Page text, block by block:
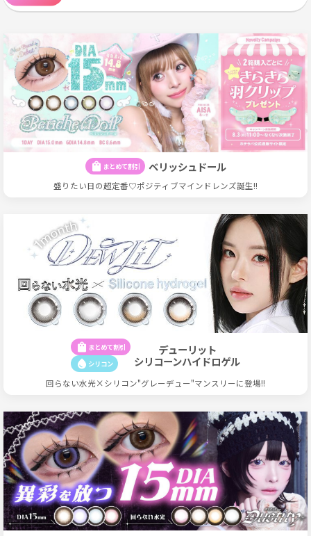
shopping_bag まとめて割引 ベリッシュドール
盛りたい日の超定番♡ポジティブマインドレンズ誕生!!
shopping_bag まとめて割引
water_drop シリコン
デューリット
シリコーンハイドロゲル
回らない水光×シリコン"グレーデュー"マンスリーに登場!!